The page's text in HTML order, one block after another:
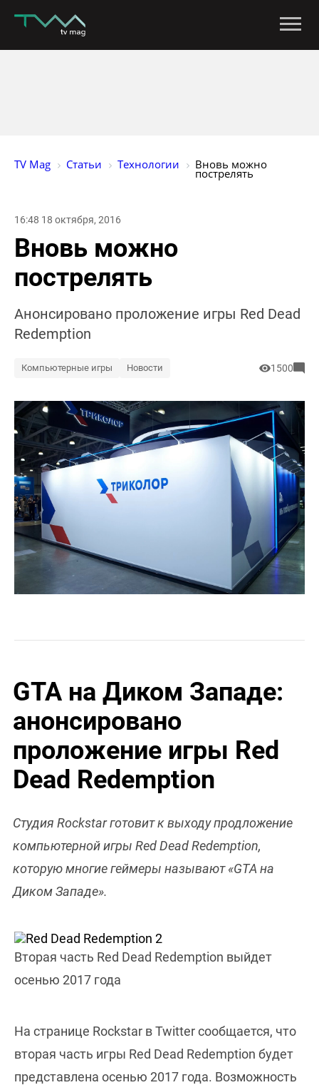
TV Mag Статьи Технологии Вновь можно
пострелять
16:48 18 октября, 2016
Вновь можно
пострелять
Анонсировано проложение игры Red Dead
Redemption
Компьютерные игры Новости 1500
GTA на Диком Западе:
анонсировано
проложение игры Red
Dead Redemption
Студия Rockstar готовит к выходу продложение
компьютерной игры Red Dead Redemption,
которую многие геймеры называют «GTA на
Диком Западе».
Вторая часть Red Dead Redemption выйдет
осенью 2017 года
На странице Rockstar в Twitter сообщается, что
вторая часть игры Red Dead Redemption будет
представлена осенью 2017 года. Возможность